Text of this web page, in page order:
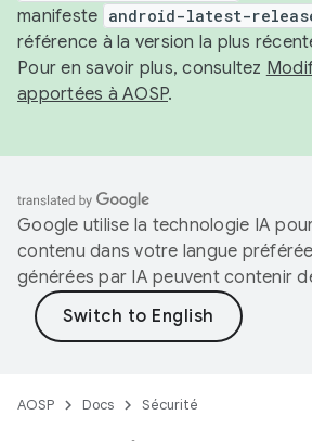
manifeste android-latest-
référence à la version la plus
Pour en savoir plus, consultez
apportées à AOSP.
Google utilise la technologie IA
contenu dans votre langue
générées par IA peuvent contenir
AOSP Docs Sécurité